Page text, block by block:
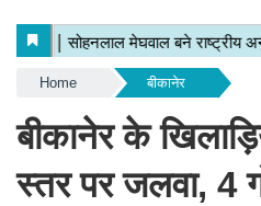
Home बीकानेर
बीकानेर के
स्तर पर जलवा, 4